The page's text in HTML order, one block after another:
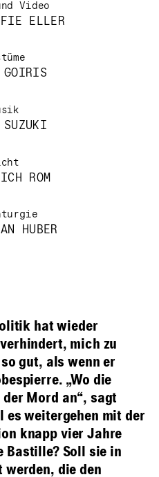
Video
ELLER
GOIRIS
SUZUKI
ROM
HUBER
hat wieder
mich zu
gut, als wenn er
„Wo die
Mord an“, sagt
es weitergehen mit der
knapp vier Jahre
Bastille? Soll sie in
die den